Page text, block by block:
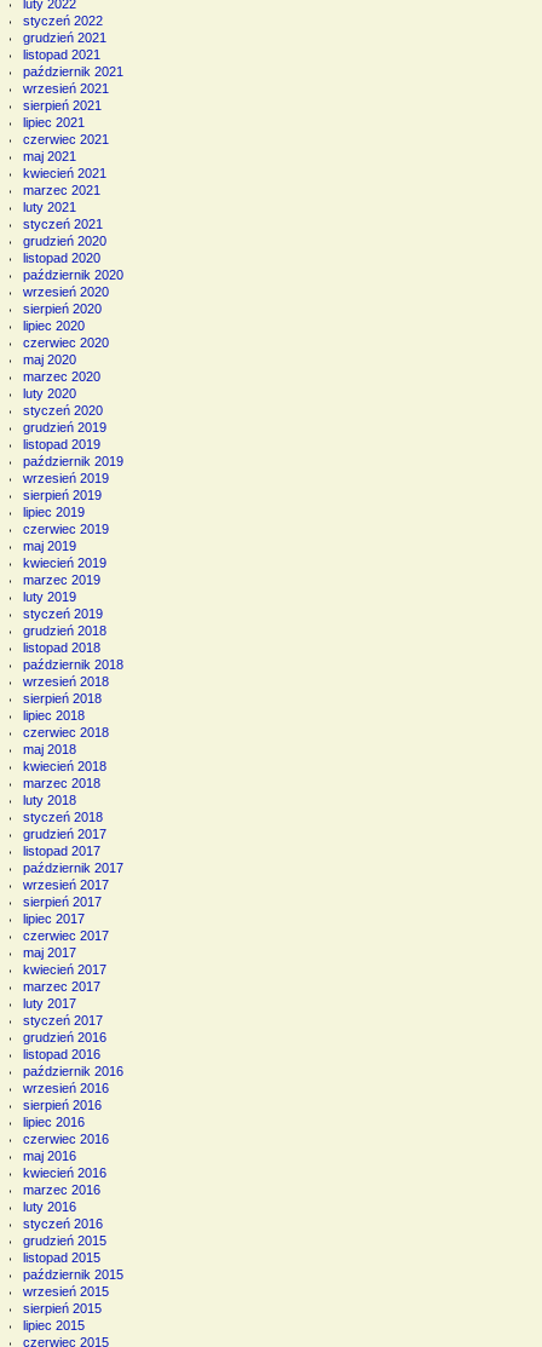
luty 2022
styczeń 2022
grudzień 2021
listopad 2021
październik 2021
wrzesień 2021
sierpień 2021
lipiec 2021
czerwiec 2021
maj 2021
kwiecień 2021
marzec 2021
luty 2021
styczeń 2021
grudzień 2020
listopad 2020
październik 2020
wrzesień 2020
sierpień 2020
lipiec 2020
czerwiec 2020
maj 2020
marzec 2020
luty 2020
styczeń 2020
grudzień 2019
listopad 2019
październik 2019
wrzesień 2019
sierpień 2019
lipiec 2019
czerwiec 2019
maj 2019
kwiecień 2019
marzec 2019
luty 2019
styczeń 2019
grudzień 2018
listopad 2018
październik 2018
wrzesień 2018
sierpień 2018
lipiec 2018
czerwiec 2018
maj 2018
kwiecień 2018
marzec 2018
luty 2018
styczeń 2018
grudzień 2017
listopad 2017
październik 2017
wrzesień 2017
sierpień 2017
lipiec 2017
czerwiec 2017
maj 2017
kwiecień 2017
marzec 2017
luty 2017
styczeń 2017
grudzień 2016
listopad 2016
październik 2016
wrzesień 2016
sierpień 2016
lipiec 2016
czerwiec 2016
maj 2016
kwiecień 2016
marzec 2016
luty 2016
styczeń 2016
grudzień 2015
listopad 2015
październik 2015
wrzesień 2015
sierpień 2015
lipiec 2015
czerwiec 2015